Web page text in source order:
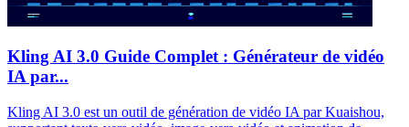
Kling AI 3.0 Guide Complet : Générateur de vidéo
IA par...
Kling AI 3.0 est un outil de génération de vidéo IA par Kuaishou,